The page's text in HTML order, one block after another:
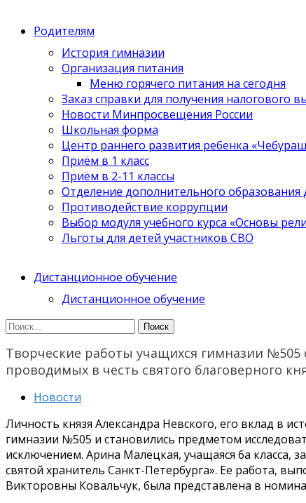
Родителям
История гимназии
Организация питания
Меню горячего питания на сегодня
Заказ справки для получения налогового
Новости Минпросвещения России
Школьная форма
Центр раннего развития ребенка
Приём в 1 класс
Приём в 2-11 классы
Отделение дополнительного образования
Противодействие коррупции
Выбор модуля учебного курса «Основы
Льготы для детей участников СВО
Дистанционное обучение
Дистанционное обучение
Найти:
Творческие работы учащихся гимназии
проводимых в честь святого благоверного
Новости
Личность князя Александра Невского, его вклад в
гимназии №505 и становились предметом
исключением. Арина Малецкая, учащаяся 6а класса,
святой хранитель Санкт-Петербурга». Ее работа,
Викторовны Ковальчук, была представлена в